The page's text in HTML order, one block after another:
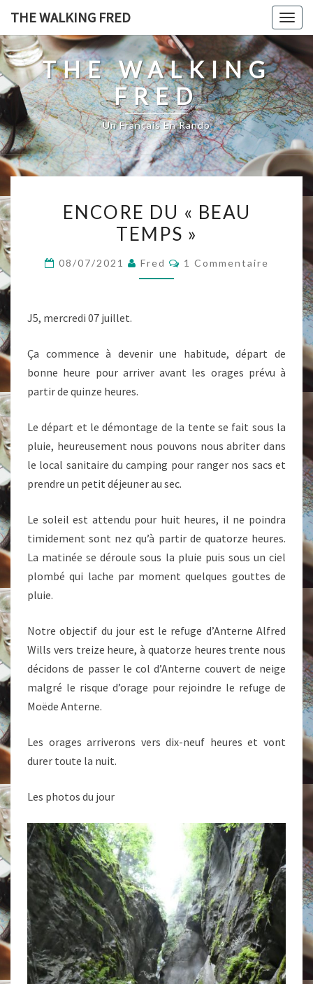
content
THE WALKING FRED
THE WALKING
FRED
Un Français En Rando
DU
« BEAU
ENCORE DU « BEAU
TEMPS »
08/07/2021 Fred Commentaires
1 Commentaire
J5, mercredi 07 juillet.
Ça commence à devenir une habitude, départ de
bonne heure pour arriver avant les orages prévu à
partir de quinze heures.
Le départ et le démontage de la tente se fait sous la
pluie, heureusement nous pouvons nous abriter dans
le local sanitaire du camping pour ranger nos sacs et
prendre un petit déjeuner au sec.
Le soleil est attendu pour huit heures, il ne poindra
timidement sont nez qu’à partir de quatorze heures.
La matinée se déroule sous la pluie puis sous un ciel
plombé qui lache par moment quelques gouttes de
pluie.
Notre objectif du jour est le refuge d’Anterne Alfred
Wills vers treize heure, à quatorze heures trente nous
décidons de passer le col d’Anterne couvert de neige
malgré le risque d’orage pour rejoindre le refuge de
Moëde Anterne.
Les orages arriverons vers dix-neuf heures et vont
durer toute la nuit.
Les photos du jour